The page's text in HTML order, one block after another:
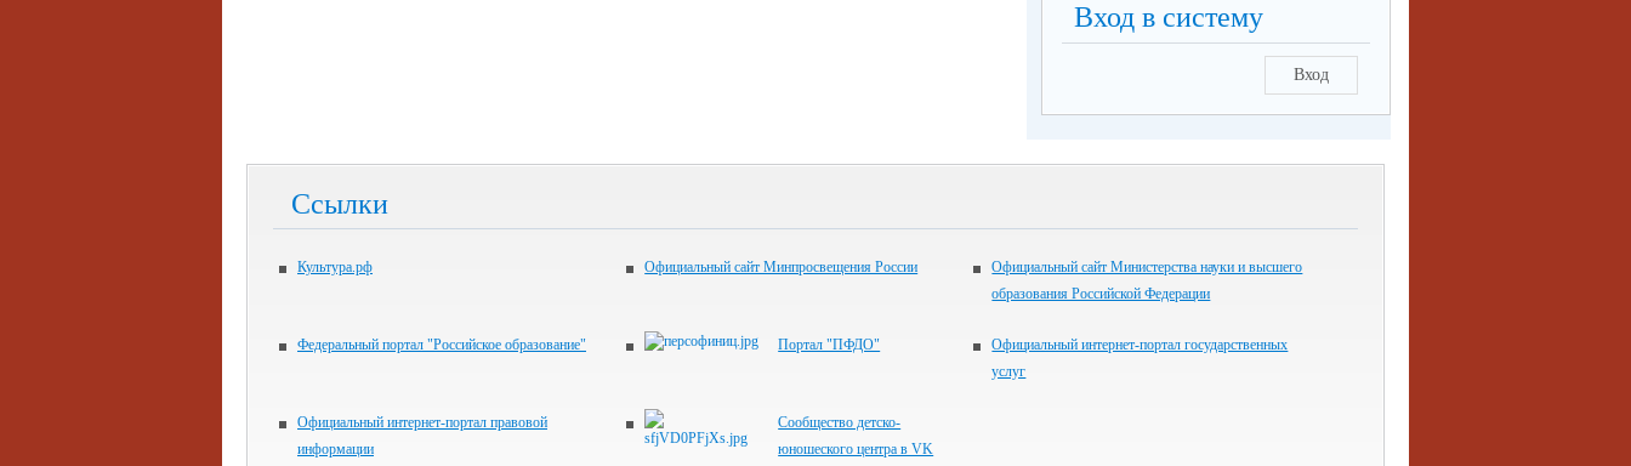
Вход в систему
Вход
Ссылки
Культура.рф Официальный сайт Минпросвещения России
Официальный сайт Министерства науки и высшего
образования Российской Федерации
Федеральный портал "Российское образование" Портал "ПФДО"
Официальный интернет-портал государственных
услуг
Официальный интернет-портал правовой
информации
Сообщество детско-
юношеского центра в VK